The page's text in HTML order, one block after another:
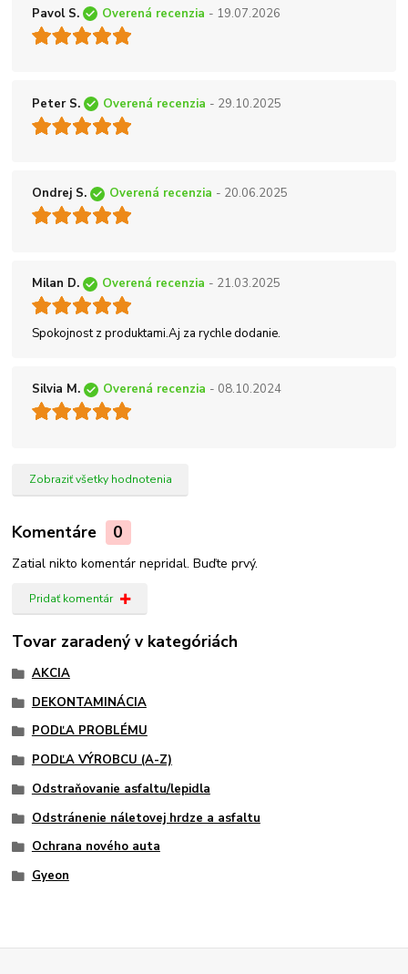
Pavol S. Overená recenzia - 19.07.2026
Peter S. Overená recenzia - 29.10.2025
Ondrej S. Overená recenzia - 20.06.2025
Milan D. Overená recenzia - 21.03.2025
Spokojnost z produktami.Aj za rychle dodanie.
Silvia M. Overená recenzia - 08.10.2024
Zobraziť všetky hodnotenia
Komentáre 0
Zatial nikto komentár nepridal. Buďte prvý.
Pridať komentár
Tovar zaradený v kategóriách
AKCIA
DEKONTAMINÁCIA
PODĽA PROBLÉMU
PODĽA VÝROBCU (A-Z)
Odstraňovanie asfaltu/lepidla
Odstránenie náletovej hrdze a asfaltu
Ochrana nového auta
Gyeon